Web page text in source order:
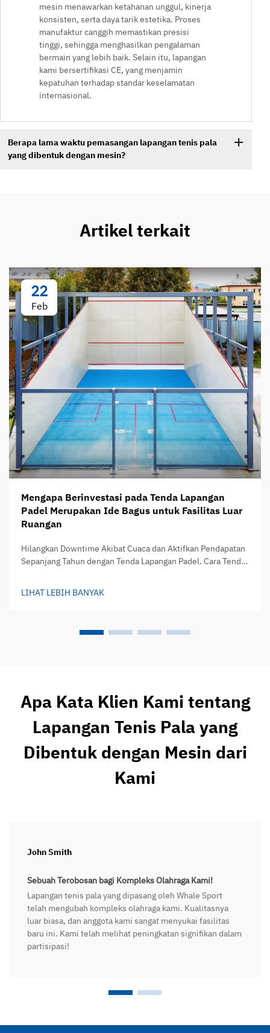
mesin menawarkan ketahanan unggul, kinerja
konsisten, serta daya tarik estetika. Proses
manufaktur canggih memastikan presisi
tinggi, sehingga menghasilkan pengalaman
bermain yang lebih baik. Selain itu, lapangan
kami bersertifikasi CE, yang menjamin
kepatuhan terhadap standar keselamatan
internasional.
Berapa lama waktu pemasangan lapangan tenis pala
yang dibentuk dengan mesin?
Artikel terkait
22
Feb
Mengapa Berinvestasi pada Tenda Lapangan
Padel Merupakan Ide Bagus untuk Fasilitas Luar
Ruangan
Hilangkan Downtime Akibat Cuaca dan Aktifkan Pendapatan
Sepanjang Tahun dengan Tenda Lapangan Padel. Cara Tenda
ruangan biasa menjadi tempat di mana orang dapat bermain
LIHAT LEBIH BANYAK
Apa Kata Klien Kami tentang
Lapangan Tenis Pala yang
Dibentuk dengan Mesin dari
Kami
John Smith
Sebuah Terobosan bagi Kompleks Olahraga Kami!
Lapangan tenis pala yang dipasang oleh Whale Sport
telah mengubah kompleks olahraga kami. Kualitasnya
luar biasa, dan anggota kami sangat menyukai fasilitas
baru ini. Kami telah melihat peningkatan signifikan dalam
partisipasi!